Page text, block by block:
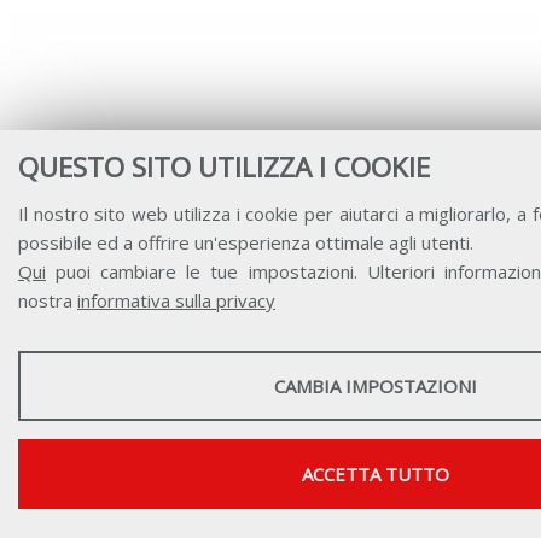
QUESTO SITO UTILIZZA I COOKIE
Il nostro sito web utilizza i cookie per aiutarci a migliorarlo, a
possibile ed a offrire un'esperienza ottimale agli utenti.
Qui puoi cambiare le tue impostazioni. Ulteriori
nostra informativa sulla privacy
STATISTICHE
Mostra maggiori informazioni
SERVIZI FACOLTATVI
CAMBIA IMPOSTAZIONI
ACCETTA TUTTO